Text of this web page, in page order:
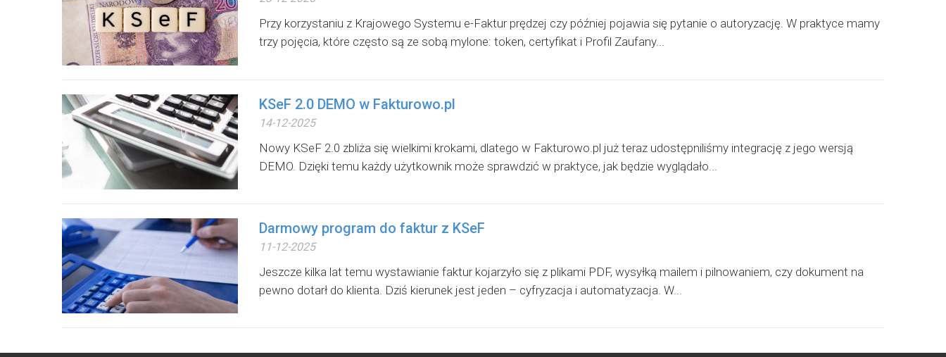
Przy korzystaniu z Krajowego Systemu e-Faktur prędzej czy później pojawia się pytanie o autoryzację. W praktyce mamy
trzy pojęcia, które często są ze sobą mylone: token, certyfikat i Profil Zaufany...
KSeF 2.0 DEMO w Fakturowo.pl
14-12-2025
Nowy KSeF 2.0 zbliża się wielkimi krokami, dlatego w Fakturowo.pl już teraz udostępniliśmy integrację z jego wersją
DEMO. Dzięki temu każdy użytkownik może sprawdzić w praktyce, jak będzie wyglądało...
Darmowy program do faktur z KSeF
11-12-2025
Jeszcze kilka lat temu wystawianie faktur kojarzyło się z plikami PDF, wysyłką mailem i pilnowaniem, czy dokument na
pewno dotarł do klienta. Dziś kierunek jest jeden – cyfryzacja i automatyzacja. W...